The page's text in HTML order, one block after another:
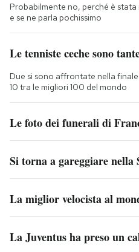
Probabilmente no, perché è
e se ne parla pochissimo
Le tenniste ceche sono
Due si sono affrontate nella
10 tra le migliori 100 del mondo
Le foto dei funerali di
Si torna a gareggiare nella
La miglior velocista al
La Juventus ha preso un